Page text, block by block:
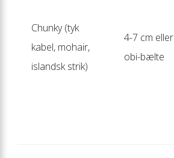
Chunky (tyk
kabel, mohair,
islandsk strik)
4-7 cm eller
obi-bælte